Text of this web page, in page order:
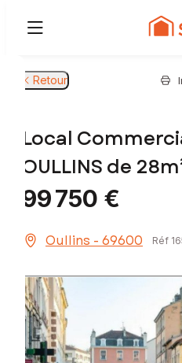
Retour
Local
OULLINS de
99 750 €
Oullins - 69600 Réf